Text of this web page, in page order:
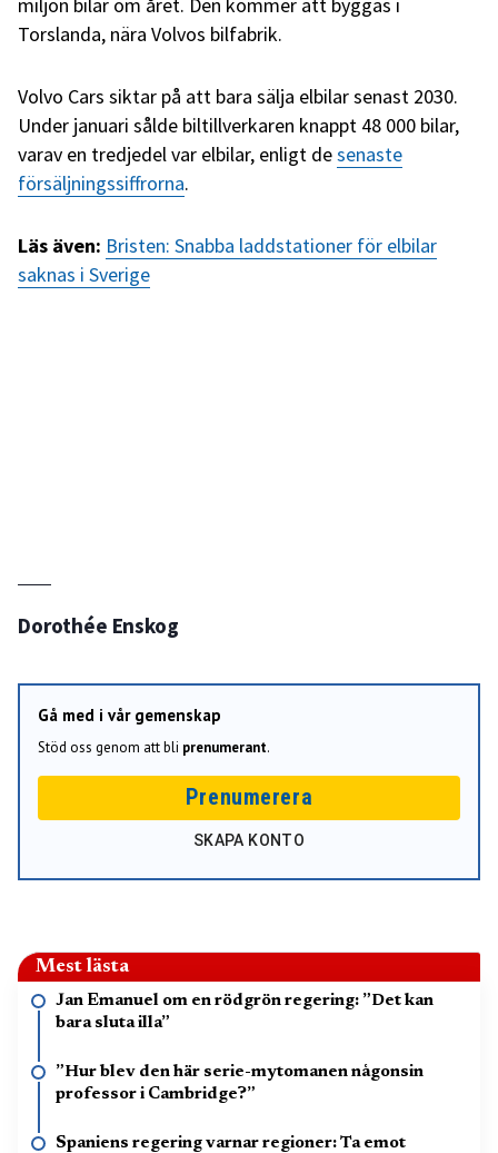
Torslanda, nära Volvos bilfabrik.
Volvo Cars siktar på att bara sälja elbilar senast 2030.
Under januari sålde biltillverkaren knappt 48 000 bilar,
varav en tredjedel var elbilar, enligt desenaste
försäljningssiffrorna.
Läs även: Bristen: Snabba laddstationer för elbilar
saknas i Sverige
Dorothée Enskog
Gå med i vår gemenskap
Stöd oss genom att bli prenumerant.
Prenumerera
SKAPA KONTO
Mest lästa
Jan Emanuel om en rödgrön regering: ”Det kan
bara sluta illa”
”Hur blev den här serie-mytomanen någonsin
professor i Cambridge?”
Spaniens regering varnar regioner: Ta emot